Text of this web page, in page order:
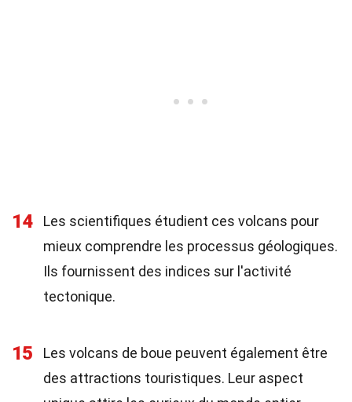
14
Les scientifiques étudient ces volcans pour
mieux comprendre les processus géologiques.
Ils fournissent des indices sur l'activité
tectonique.
15
Les volcans de boue peuvent également être
des attractions touristiques. Leur aspect